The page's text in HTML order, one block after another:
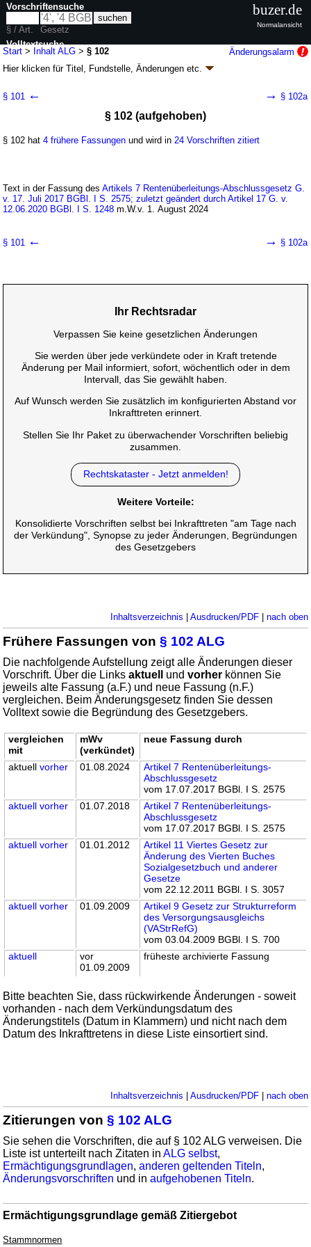
Start > Inhalt ALG >§ 102
Änderungsalarm
Hier klicken fürTitel, Fundstelle, Änderungen etc.
Landwirte (ALG)
Artikel 1 G. v. 29.07.1994BGBl. I S. 1890, 1891; zuletzt geändert durch
Geltung ab 01.01.1995; FNA: 8251-10Landwirte
Fünftes Kapitel Sonderregelungen
Zweiter Abschnitt Ausnahmen von der Anwendung
§ 101 ← → § 102a
§ 102 (aufgehoben)
§ 102 hat4 frühere Fassungen und wird in 24 Vorschriften zitiert
Text in der Fassung desArtikels 7 Rentenüberleitungs-Abschlussgesetz G.
v. 17. Juli 2017 BGBl. I S. 2575; zuletzt geändert durch Artikel 17 G. v.
12.06.2020 BGBl. I S. 1248 m.W.v. 1. August 2024
§ 101 ← → § 102a
Ihr Rechtsradar
Verpassen Sie keine gesetzlichen Änderungen
Sie werden über jede verkündete oder in Kraft tretende
Änderung per Mail informiert, sofort, wöchentlich oder in dem
Intervall, das Sie gewählt haben.
Auf Wunsch werden Sie zusätzlich im konfigurierten Abstand vor
Inkrafttreten erinnert.
Stellen Sie Ihr Paket zu überwachender Vorschriften beliebig
zusammen.
Rechtskataster - Jetzt anmelden!
Weitere Vorteile:
Konsolidierte Vorschriften selbst bei Inkrafttreten "am Tage nach
der Verkündung", Synopse zu jeder Änderungen, Begründungen
des Gesetzgebers
Inhaltsverzeichnis Ausdrucken/PDF| nach oben
Frühere Fassungen von§ 102 ALG
Die nachfolgende Aufstellung zeigt alle Änderungen dieser
Vorschrift. Über die Linksaktuell undvorher können Sie
jeweils alte Fassung (a.F.) und neue Fassung (n.F.)
vergleichen. Beim Änderungsgesetz finden Sie dessen
Volltext sowie die Begründung des Gesetzgebers.
vergleichen
mit
mWv
(verkündet)
neue Fassung durch
aktuellvorher 01.08.2024
Artikel 7 Rentenüberleitungs-
Abschlussgesetz
vom 17.07.2017 BGBl. I S. 2575
aktuell vorher 01.07.2018
Artikel 7 Rentenüberleitungs-
Abschlussgesetz
vom 17.07.2017 BGBl. I S. 2575
aktuell vorher 01.01.2012
Artikel 11 Viertes Gesetz zur
Änderung des Vierten Buches
Sozialgesetzbuch und anderer
Gesetze
vom 22.12.2011 BGBl. I S. 3057
aktuell vorher 01.09.2009
Artikel 9 Gesetz zur Strukturreform
des Versorgungsausgleichs
(VAStrRefG)
vom 03.04.2009 BGBl. I S. 700
aktuell
vor
01.09.2009
früheste archivierte Fassung
Bitte beachten Sie, dass rückwirkende Änderungen - soweit
vorhanden - nach dem Verkündungsdatum des
Änderungstitels (Datum in Klammern) und nicht nach dem
Datum des Inkrafttretens in diese Liste einsortiert sind.
Inhaltsverzeichnis Ausdrucken/PDF| nach oben
Zitierungen von§ 102 ALG
Sie sehen die Vorschriften, die auf § 102 ALG verweisen. Die
Liste ist unterteilt nach Zitaten inALG selbst,
Ermächtigungsgrundlagen,anderen geltenden Titeln,
Änderungsvorschriften und inaufgehobenen Titeln.
Ermächtigungsgrundlage gemäß Zitiergebot
Stammnormen
Vorschriftensuche
§ / Art.
Gesetz
Volltextsuche
nur in ALG
buzer.de
Normalansicht